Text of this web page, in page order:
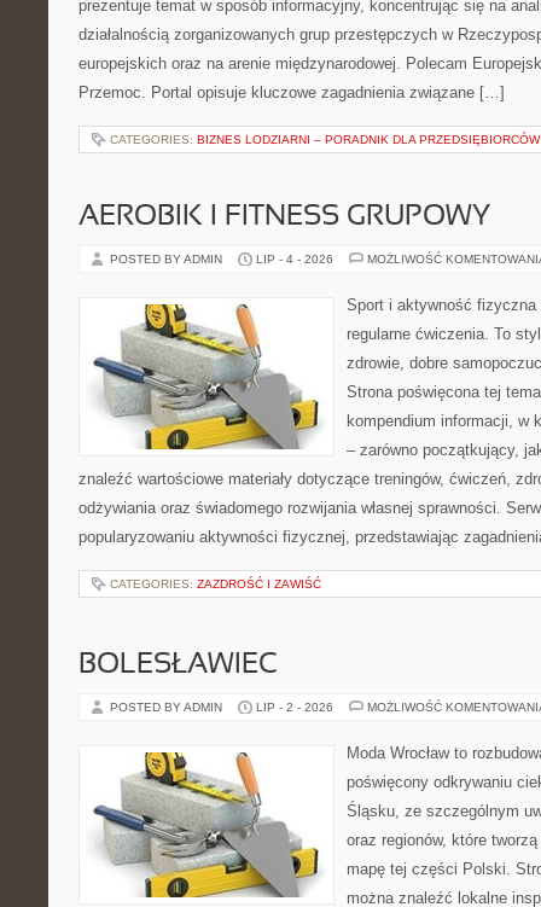
prezentuje temat w sposób informacyjny, koncentrując się na
działalnością zorganizowanych grup przestępczych w
europejskich oraz na arenie międzynarodowej. Polecam
Przemoc. Portal opisuje kluczowe zagadnienia związane […]
CATEGORIES: BIZNES LODZIARNI – PORADNIK DLA PRZEDSIĘBIORCÓW
AEROBIK I FITNESS GRUPOWY
POSTED BY ADMIN LIP - 4 - 2026 MOŻLIWOŚĆ
Sport i aktywność
regularne ćwiczenia. To
zdrowie, dobre
Strona poświęcona tej
kompendium informacji, w
– zarówno początkujący,
znaleźć wartościowe materiały dotyczące treningów, ćwiczeń,
odżywiania oraz świadomego rozwijania własnej sprawności.
popularyzowaniu aktywności fizycznej, przedstawiając
CATEGORIES: ZAZDROŚĆ I ZAWIŚĆ
BOLESŁAWIEC
POSTED BY ADMIN LIP - 2 - 2026 MOŻLIWOŚĆ
Moda Wrocław to
poświęcony odkrywaniu
Śląsku, ze szczególnym
oraz regionów, które
mapę tej części Polski.
można znaleźć lokalne